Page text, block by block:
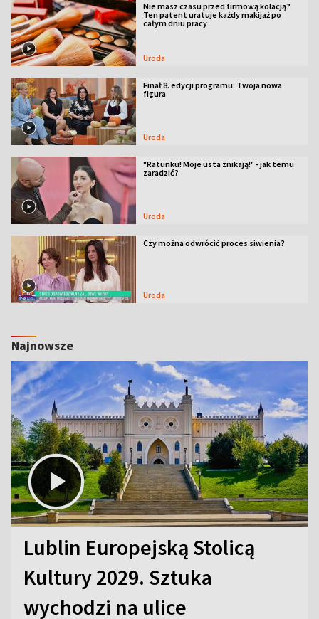
Nie masz czasu przed firmową kolacją?
Ten patent uratuje każdy makijaż po
całym dniu pracy
Uroda
Finał 8. edycji programu: Twoja nowa
figura
Uroda
"Ratunku! Moje usta znikają!" - jak temu
zaradzić?
Uroda
Czy można odwrócić proces siwienia?
Uroda
Najnowsze
Lublin Europejską Stolicą
Kultury 2029. Sztuka
wychodzi na ulice